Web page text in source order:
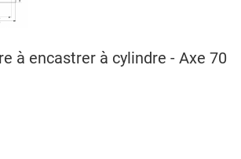
à encastrer à cylindre - Axe 70